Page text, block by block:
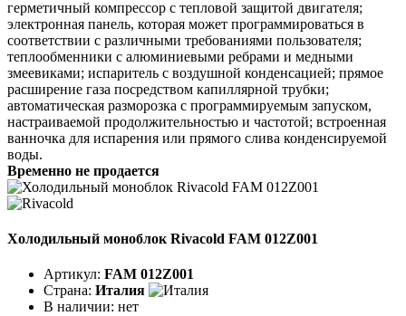
герметичный компрессор с тепловой защитой двигателя;
электронная панель, которая может программироваться в
соответствии с различными требованиями пользователя;
теплообменники с алюминиевыми ребрами и медными
змеевиками; испаритель с воздушной конденсацией; прямое
расширение газа посредством капиллярной трубки;
автоматическая разморозка с программируемым запуском,
настраиваемой продолжительностью и частотой; встроенная
ванночка для испарения или прямого слива конденсируемой
воды.
Временно не продается
Холодильный моноблок Rivacold FAM 012Z001
Артикул: FAM 012Z001
Страна: Италия
В наличии: нет